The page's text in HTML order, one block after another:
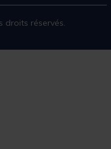
droits réservés.